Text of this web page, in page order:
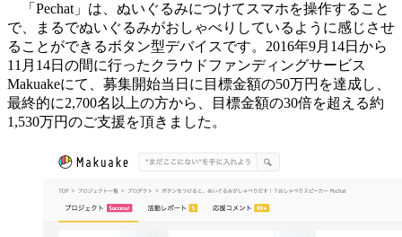
「Pechat」は、ぬいぐるみにつけてスマホを操作すること
で、まるでぬいぐるみがおしゃべりしているように感じさせ
ることができるボタン型デバイスです。2016年9月14日から
11月14日の間に行ったクラウドファンディングサービス
Makuakeにて、募集開始当日に目標金額の50万円を達成し、
最終的に2,700名以上の方から、目標金額の30倍を超える約
1,530万円のご支援を頂きました。